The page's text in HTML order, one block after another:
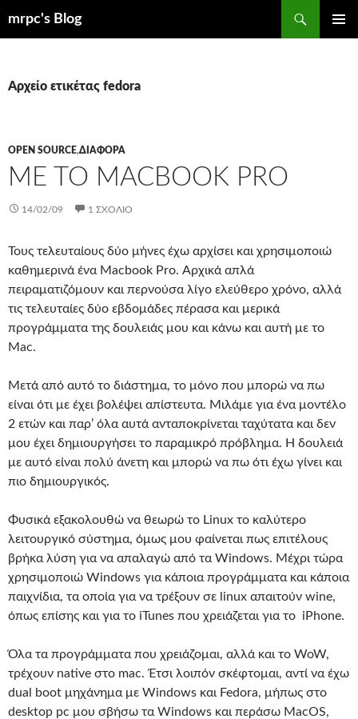
mrpc's Blog
Αρχείο ετικέτας fedora
OPEN SOURCE,ΔΙΆΦΟΡΑ
ΜΕ ΤΟ MACBOOK PRO
14/02/09 1 ΣΧΌΛΙΟ
Τους τελευταίους δύο μήνες έχω αρχίσει και χρησιμοποιώ
καθημερινά ένα Macbook Pro. Αρχικά απλά
πειραματιζόμουν και περνούσα λίγο ελεύθερο χρόνο, αλλά
τις τελευταίες δύο εβδομάδες πέρασα και μερικά
προγράμματα της δουλειάς μου και κάνω και αυτή με το
Mac.
Μετά από αυτό το διάστημα, το μόνο που μπορώ να πω
είναι ότι με έχει βολέψει απίστευτα. Μιλάμε για ένα μοντέλο
2 ετών και παρ’ όλα αυτά ανταποκρίνεται ταχύτατα και δεν
μου έχει δημιουργήσει το παραμικρό πρόβλημα. Η δουλειά
με αυτό είναι πολύ άνετη και μπορώ να πω ότι έχω γίνει και
πιο δημιουργικός.
Φυσικά εξακολουθώ να θεωρώ το Linux το καλύτερο
λειτουργικό σύστημα, όμως μου φαίνεται πως επιτέλους
βρήκα λύση για να απαλαγώ από τα Windows. Μέχρι τώρα
χρησιμοποιώ Windows για κάποια προγράμματα και κάποια
παιχνίδια, τα οποία για να τρέξουν σε linux απαιτούν wine,
όπως επίσης και για το iTunes που χρειάζεται για το iPhone.
Όλα τα προγράμματα που χρειάζομαι, αλλά και το WoW,
τρέχουν native στο mac. Έτσι λοιπόν σκέφτομαι, αντί να έχω
dual boot μηχάνημα με Windows και Fedora, μήπως στο
desktop pc μου σβήσω τα Windows και περάσω MacOS,